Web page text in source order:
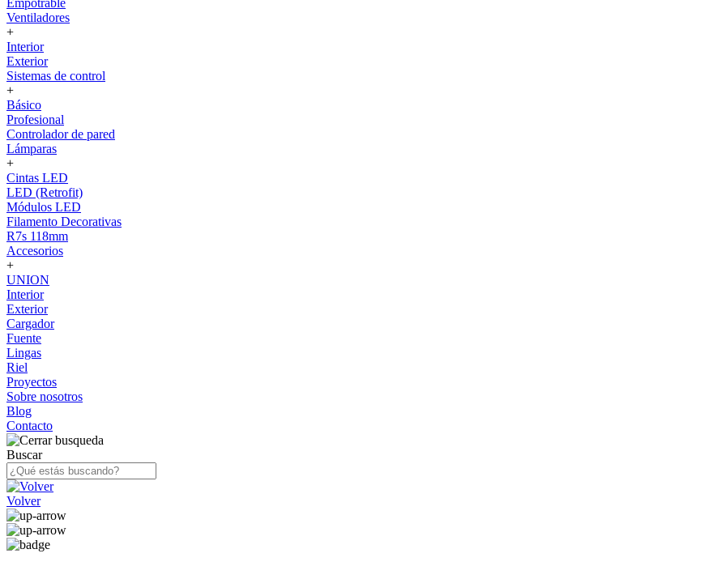
Empotrable
Ventiladores
+
Interior
Exterior
Sistemas de control
+
Básico
Profesional
Controlador de pared
Lámparas
+
Cintas LED
LED (Retrofit)
Módulos LED
Filamento Decorativas
R7s 118mm
Accesorios
+
UNION
Interior
Exterior
Cargador
Fuente
Lingas
Riel
Proyectos
Sobre nosotros
Blog
Contacto
Buscar
Volver